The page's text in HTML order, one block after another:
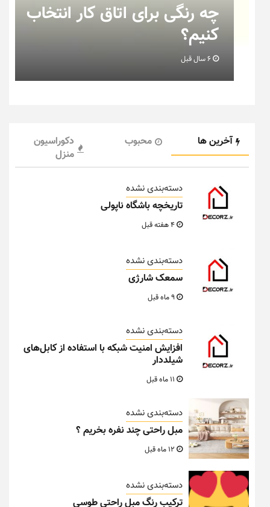
نکاتی که باید به هنگام چیدمان
خانه عروس بدانیم + تصویر
6 سال قبل
آخرین ها محبوب
دکوراسیون
منزل
دسته‌بندی نشده
تاریخچه باشگاه ناپولی
دسته‌بندی نشده
سمعک شارژی
دسته‌بندی نشده
افزایش امنیت شبکه با استفاده از کابل‌های
شیلددار
دسته‌بندی نشده
مبل راحتی چند نفره بخریم ؟
دسته‌بندی نشده
ترکیب رنگ مبل راحتی طوسی